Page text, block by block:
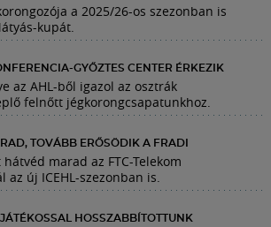
a 2025/26-os szezonban is
kupát.
GYŐZTES CENTER ÉRKEZIK
az AHL-ből igazol az osztrák
felnőtt jégkorongcsapatunkhoz.
TOVÁBB ERŐSÖDIK A FRADI
marad az FTC-Telekom
az új ICEHL-szezonban is.
HOSSZABBÍTOTTUNK